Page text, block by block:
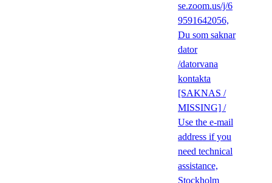
se.zoom.us/j/6
9591642056,
Du som saknar
dator
/datorvana
kontakta
[SAKNAS /
MISSING] /
Use the e-mail
address if you
need technical
assistance,
Stockholm